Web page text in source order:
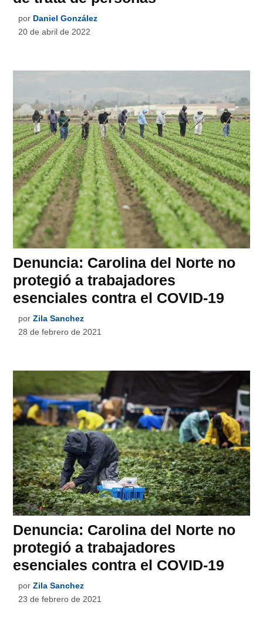
por Daniel González
20 de abril de 2022
Denuncia: Carolina del Norte no
protegió a trabajadores
esenciales contra el COVID-19
por Zila Sanchez
28 de febrero de 2021
Denuncia: Carolina del Norte no
protegió a trabajadores
esenciales contra el COVID-19
por Zila Sanchez
23 de febrero de 2021